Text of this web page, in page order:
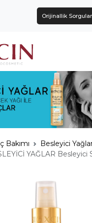
Orijinallik
Bakımı
Besleyici
YAĞLAR Besleyici